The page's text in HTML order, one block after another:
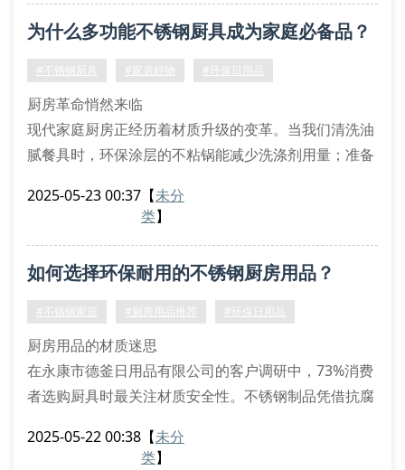
快速解冻板缩短备餐时间
丝扣密封罐保持食材新鲜度
智能感应垃圾桶正改变传统清洁方式，通过红外线感应
技术实现零
为什么多功能不锈钢厨具成为家庭必备品？
#不锈钢厨具 #家居好物 #环保日用品
厨房革命悄然来临
现代家庭厨房正经历着材质升级的变革。当我们清洗油
腻餐具时，环保涂层的不粘锅能减少洗涤剂用量；准备
罐时，丝扣密封设计确保食材新鲜。这些创新设计正在
抗菌特性：食品级304不锈钢表面抑制细菌滋生
耐久性能：双层结构锅具经得起长期高温考验
烹饪效率：快
2025-05-23 00:37 【未分
类】
如何选择环保耐用的不锈钢厨房用品？
#不锈钢家居 #厨房用品推荐 #环保日用品
厨房用品的材质迷思
在永康市德釜日用品有限公司的客户调研中，73%消费
者选购厨具时最关注材质安全性。不锈钢制品凭借抗腐
标榜”304食品级”的产品，实际铬镍含量达标的不足六
2025-05-22 00:38 【未分
类】